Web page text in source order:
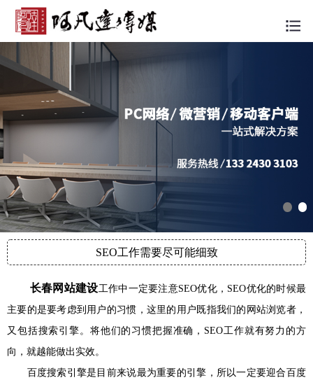
SEO工作需要尽可能细致
长春网站建设工作中一定要注意SEO优化，SEO优化的时候最
主要的是要考虑到用户的习惯，这里的用户既指我们的网站浏览者，
又包括搜索引擎。将他们的习惯把握准确，SEO工作就有努力的方
向，就越能做出实效。
百度搜索引擎是目前来说最为重要的引擎，所以一定要迎合百度